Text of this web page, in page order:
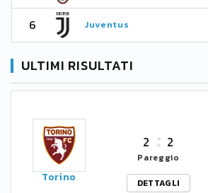
6 Juventus
ULTIMI RISULTATI
Torino
2 2
Pareggio
DETTAGLI